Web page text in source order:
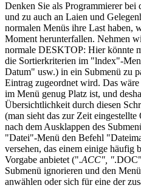
Denken Sie als Programmierer
und zu auch an Laien und
normalen Menüs ihre Last haben,
Moment herunterfallen. Nehmen
normale DESKTOP: Hier könnte
die Sortierkriterien im "lndex"-
Datum" usw.) in ein Submenü zu
Eintrag zugeordnet wird. Das
im Menü genug Platz ist, und
Übersichtlichkeit durch diesen
(man sieht das zur Zeit
nach dem Ausklappen des
"Datei"-Menü den Befehl
versehen, das einem einige häufig
Vorgabe anbietet (".ACC", "
Submenü ignorieren und den
anwählen oder sich für eine der